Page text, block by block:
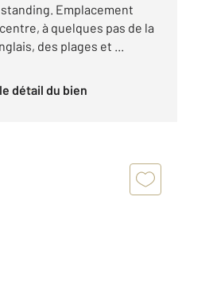
Emplacement
à quelques pas de la
des plages et ...
le détail du bien